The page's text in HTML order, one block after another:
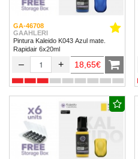
GA-46708
GAAHLERI
Pintura Kaleido K043 Azul mate.
Rapidair 6x20ml
– + 18,65€